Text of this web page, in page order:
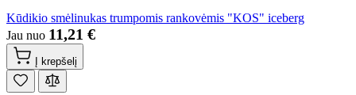
Kūdikio smėlinukas trumpomis rankovėmis "KOS" iceberg
Jau nuo 11,21 €
Į krepšelį